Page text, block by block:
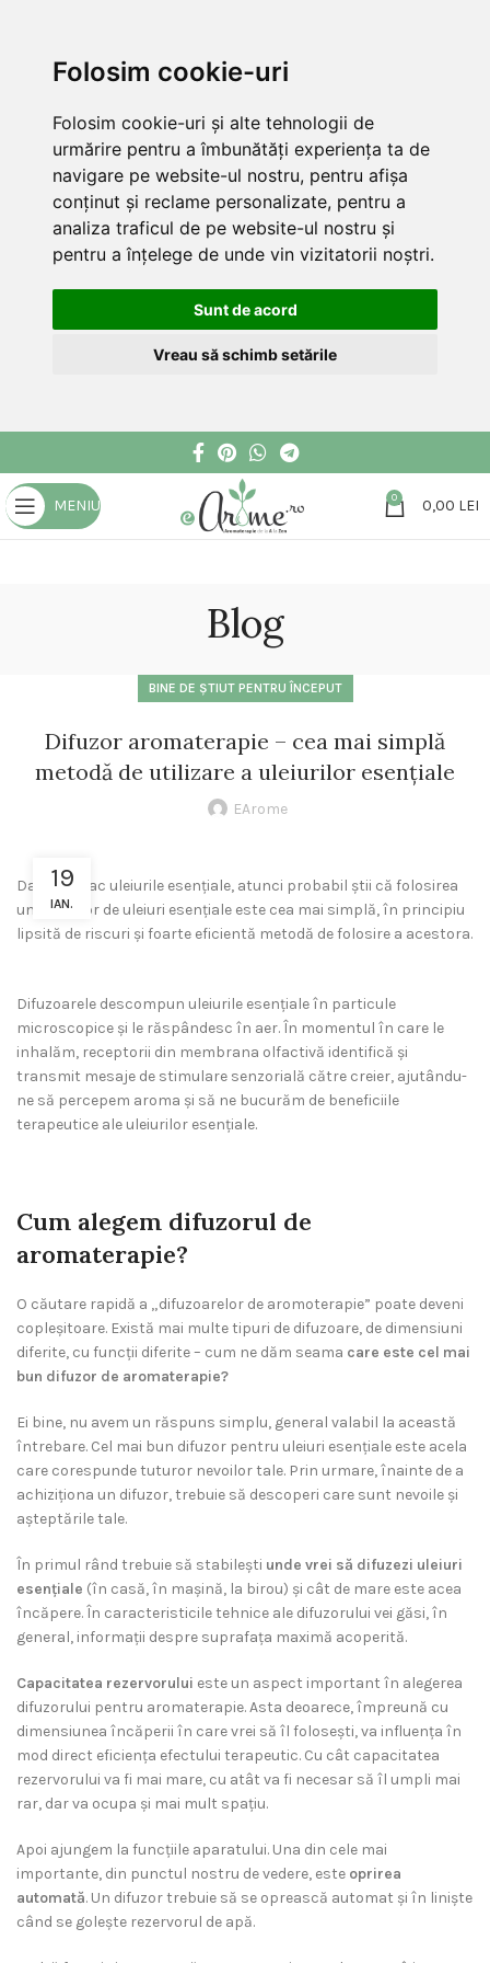
Folosim cookie-uri
Folosim cookie-uri și alte tehnologii de
urmărire pentru a îmbunătăți experiența ta de
navigare pe website-ul nostru, pentru afișa
conținut și reclame personalizate, pentru a
analiza traficul de pe website-ul nostru și
pentru a înțelege de unde vin vizitatorii noștri.
Sunt de acord
Vreau să schimb setările
MENIU 0 0,00 LEI
Blog
BINE DE ȘTIUT PENTRU ÎNCEPUT
Difuzor aromaterapie – cea mai simplă
metodă de utilizare a uleiurilor esențiale
EArome
19
IAN.
Dacă îți plac uleiurile esențiale, atunci probabil știi că folosirea
unui difuzor de uleiuri esențiale este cea mai simplă, în principiu
lipsită de riscuri și foarte eficientă metodă de folosire a acestora.
Difuzoarele descompun uleiurile esențiale în particule
microscopice și le răspândesc în aer. În momentul în care le
inhalăm, receptorii din membrana olfactivă identifică și
transmit mesaje de stimulare senzorială către creier, ajutându-
ne să percepem aroma și să ne bucurăm de beneficiile
terapeutice ale uleiurilor esențiale.
Cum alegem difuzorul de
aromaterapie?
O căutare rapidă a „difuzoarelor de aromoterapie” poate deveni
copleșitoare. Există mai multe tipuri de difuzoare, de dimensiuni
diferite, cu funcții diferite – cum ne dăm seama care este cel mai
bun difuzor de aromaterapie?
Ei bine, nu avem un răspuns simplu, general valabil la această
întrebare. Cel mai bun difuzor pentru uleiuri esențiale este acela
care corespunde tuturor nevoilor tale. Prin urmare, înainte de a
achiziționa un difuzor, trebuie să descoperi care sunt nevoile și
așteptările tale.
În primul rând trebuie să stabilești unde vrei să difuzezi uleiuri
esențiale (în casă, în mașină, la birou) și cât de mare este acea
încăpere. În caracteristicile tehnice ale difuzorului vei găsi, în
general, informaţii despre suprafaţa maximă acoperită.
Capacitatea rezervorului este un aspect important în alegerea
difuzorului pentru aromaterapie. Asta deoarece, împreună cu
dimensiunea încăperii în care vrei să îl folosești, va influența în
mod direct eficiența efectului terapeutic. Cu cât capacitatea
rezervorului va fi mai mare, cu atât va fi necesar să îl umpli mai
rar, dar va ocupa și mai mult spațiu.
Apoi ajungem la funcțiile aparatului. Una din cele mai
importante, din punctul nostru de vedere, este oprirea
automată. Un difuzor trebuie să se oprească automat și în liniște
când se golește rezervorul de apă.